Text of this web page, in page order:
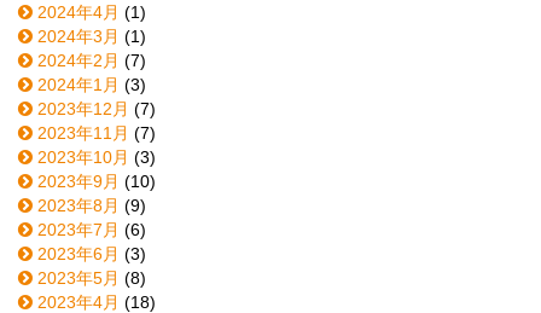
2024年4月 (1)
2024年3月 (1)
2024年2月 (7)
2024年1月 (3)
2023年12月 (7)
2023年11月 (7)
2023年10月 (3)
2023年9月 (10)
2023年8月 (9)
2023年7月 (6)
2023年6月 (3)
2023年5月 (8)
2023年4月 (18)